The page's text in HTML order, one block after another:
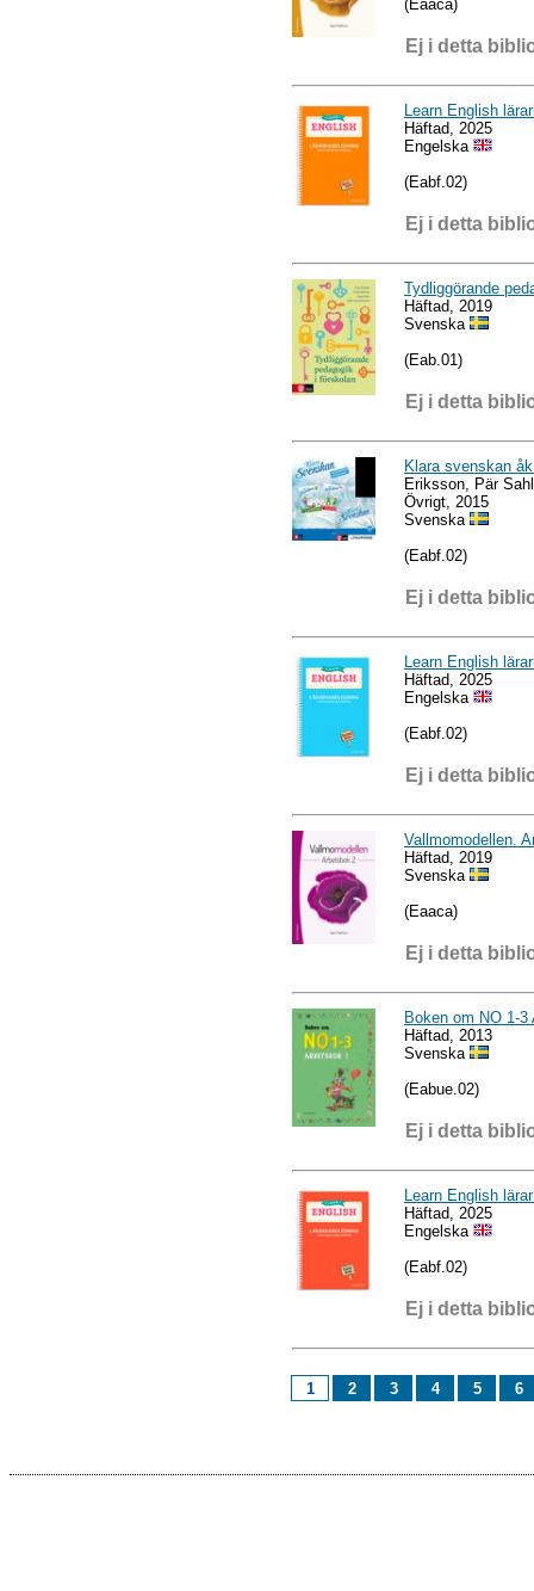
(Eaaca)
Ej i detta
Learn English
Häftad, 2025
Engelska
(Eabf.02)
Ej i detta
Tydliggörande
Häftad, 2019
Svenska
(Eab.01)
Ej i detta
Klara svenskan
Eriksson, Pär
Övrigt, 2015
Svenska
(Eabf.02)
Ej i detta
Learn English
Häftad, 2025
Engelska
(Eabf.02)
Ej i detta
Vallmomodellen.
Häftad, 2019
Svenska
(Eaaca)
Ej i detta
Boken om NO 1-
Häftad, 2013
Svenska
(Eabue.02)
Ej i detta
Learn English
Häftad, 2025
Engelska
(Eabf.02)
Ej i detta
1 2 3 4 5 6